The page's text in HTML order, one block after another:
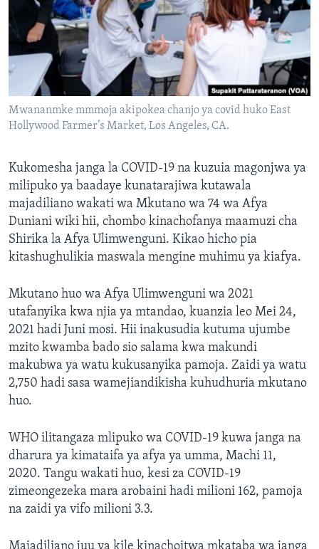
Mwananmke mmmoja akipokea chanjo ya covid huko East
Hollywood Farmer’s Market, Los Angeles, CA.
Kukomesha janga la COVID-19 na kuzuia magonjwa ya
milipuko ya baadaye kunatarajiwa kutawala
majadiliano wakati wa Mkutano wa 74 wa Afya
Duniani wiki hii, chombo kinachofanya maamuzi cha
Shirika la Afya Ulimwenguni. Kikao hicho pia
kitashughulikia maswala mengine muhimu ya kiafya.
Mkutano huo wa Afya Ulimwenguni wa 2021
utafanyika kwa njia ya mtandao, kuanzia leo Mei 24,
2021 hadi Juni mosi. Hii inakusudia kutuma ujumbe
mzito kwamba bado sio salama kwa makundi
makubwa ya watu kukusanyika pamoja. Zaidi ya watu
2,750 hadi sasa wamejiandikisha kuhudhuria mkutano
huo.
WHO ilitangaza mlipuko wa COVID-19 kuwa janga na
dharura ya kimataifa ya afya ya umma, Machi 11,
2020. Tangu wakati huo, kesi za COVID-19
zimeongezeka mara arobaini hadi milioni 162, pamoja
na zaidi ya vifo milioni 3.3.